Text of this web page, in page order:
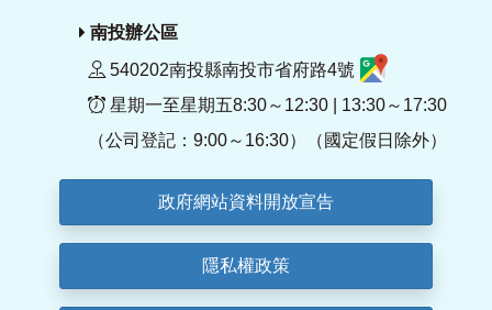
南投辦公區
540202南投縣南投市省府路4號
星期一至星期五8:30～12:30 | 13:30～17:30
（公司登記：9:00～16:30）（國定假日除外）
政府網站資料開放宣告
隱私權政策